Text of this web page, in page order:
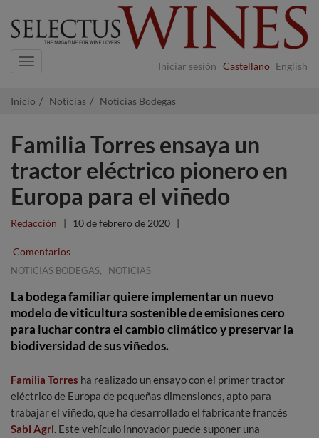
Iniciar sesión Castellano English
Navigation
Inicio Noticias Noticias Bodegas
Familia Torres ensaya un
tractor eléctrico pionero en
Europa para el viñedo
Redacción | 10 de febrero de 2020 |
Comentarios
NOTICIAS BODEGAS, NOTICIAS
La bodega familiar quiere implementar un nuevo
modelo de viticultura sostenible de emisiones cero
para luchar contra el cambio climático y preservar la
biodiversidad de sus viñedos.
Familia Torres ha realizado un ensayo con el primer tractor
eléctrico de Europa de pequeñas dimensiones, apto para
trabajar el viñedo, que ha desarrollado el fabricante francés
Sabi Agri. Este vehículo innovador puede suponer una